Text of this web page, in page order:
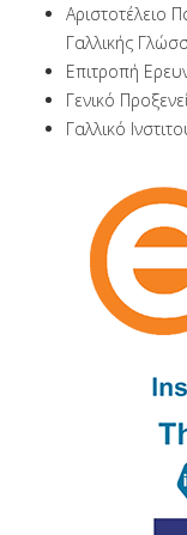
Αριστοτέλειο
Γαλλικής
Επιτροπή
Γενικό
Γαλλικό